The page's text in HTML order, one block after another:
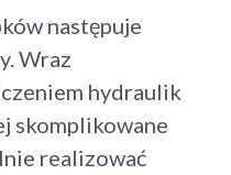
następuje
Wraz
hydraulik
skomplikowane
realizować